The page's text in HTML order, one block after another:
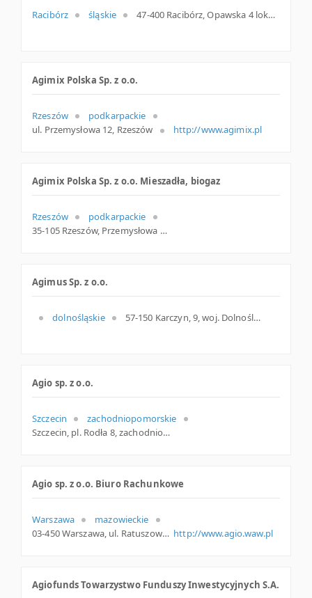
Racibórz śląskie 47-400 Racibórz, Opawska 4 lok. 6, woj. Śląskie, pow. Raciborski, gm. Racibórz
Agimix Polska Sp. z o.o.
Rzeszów
podkarpackie
ul. Przemysłowa 12, Rzeszów
http://www.agimix.pl
Agimix Polska Sp. z o.o. Mieszadła, biogaz
Rzeszów
podkarpackie
35-105 Rzeszów, Przemysłowa 12 lok. 43, woj. Podkarpackie, pow. Rzeszów, gm. Rzeszów
Agimus Sp. z o.o.
dolnośląskie 57-150 Karczyn, 9, woj. Dolnośląskie, pow. Strzeliński, gm. Kondratowice
Agio sp. z o.o.
Szczecin
zachodniopomorskie
Szczecin, pl. Rodła 8, zachodniopomorskie
Agio sp. z o.o. Biuro Rachunkowe
Warszawa
mazowieckie
03-450 Warszawa, ul. Ratuszowa 11, mazowieckie http://www.agio.waw.pl
Agiofunds Towarzystwo Funduszy Inwestycyjnych S.A.